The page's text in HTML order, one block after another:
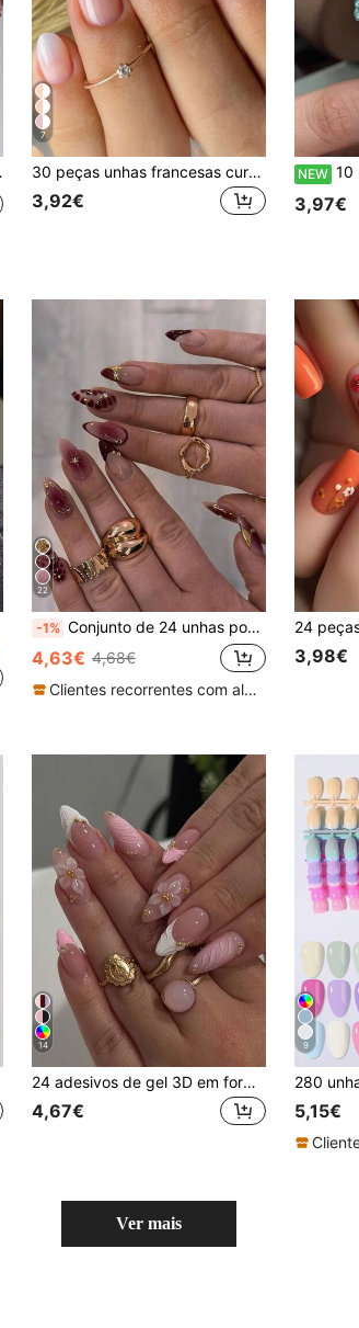
7
30 peças unhas francesas curtas em formato de amêndoa, unhas francesas rosa e brancas com degradê, unhas de acrílico, unhas postiças, conjunto de manicure removível, cobertura total e longa duração, inclui 1 folha de adesivos e 1 mini lixa, perfeito para uso diário, suprimentos para unhas
3,92€
NEW 10 unhas postiças Y2K de
3,97€
22
-1% Conjunto de 24 unhas postiças elegantes em formato amêndoa com efeito ondulado 3D, em tom borgonha, com estrelas metalizadas. Inclui esmalte em gel e lixa de unha. Ideal para meninas e mulheres usarem no dia a dia, em festas e no outono.
4,63€ 4,68€
Clientes recorrentes com alta taxa de retorno
3,98€
14
24 adesivos de gel 3D em formato de amêndoa com estampa floral, ideais para manicure francesa. Inclui 1 par de fitas dupla face e 1 lixa de unha. Perfeitos para unhas de verão e unhas de gel.
4,67€
9
5,15€
Ver mais